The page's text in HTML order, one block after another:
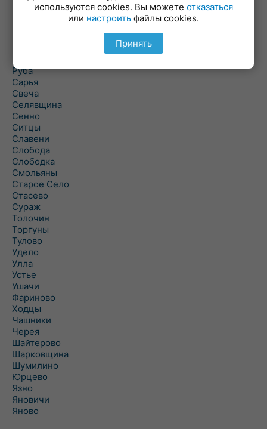
Погоща
Подсвилье
Полоцк
Поставы
Прозороки
Россоны
Руба
Сарья
Свеча
Селявщина
Сенно
Ситцы
Славени
Слобода
Слободка
Смольяны
Старое Село
Стасево
Сураж
Толочин
Торгуны
Тулово
Удело
Улла
Устье
Ушачи
Фариново
Ходцы
Чашники
Черея
Шайтерово
Шарковщина
Шумилино
Юрцево
Язно
Яновичи
Яново
используются cookies. Вы можете отказаться
или настроить файлы cookies.
Принять